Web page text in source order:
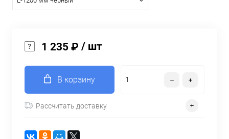
1 235 ₽ / шт
В корзину
Рассчитать доставку